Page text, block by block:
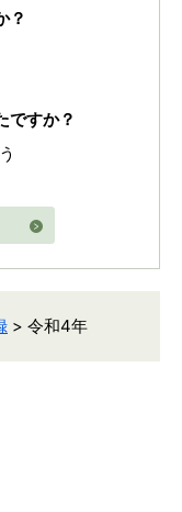
？
ですか？
> 令和4年